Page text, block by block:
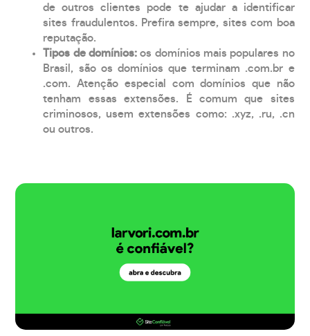
de outros clientes pode te ajudar a identificar
sites fraudulentos. Prefira sempre, sites com boa
reputação.
Tipos de domínios:os domínios mais populares no
Brasil, são os domínios que terminam .com.br e
.com. Atenção especial com domínios que não
tenham essas extensões. É comum que sites
criminosos, usem extensões como: .xyz, .ru, .cn
ou outros.